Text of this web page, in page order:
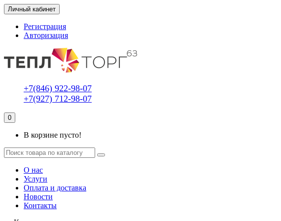
Личный кабинет
Регистрация
Авторизация
+7(846) 922-98-07
+7(927) 712-98-07
0
В корзине пусто!
О нас
Услуги
Оплата и доставка
Новости
Контакты